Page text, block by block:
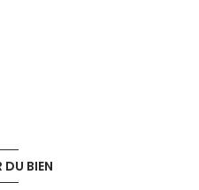
BIEN